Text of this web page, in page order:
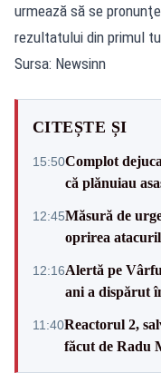
urmează să se
rezultatului din primul
Sursa: Newsinn
CITEȘTE ȘI
15:50Complot
că plănuiau
12:45Măsură de
oprirea
12:16Alertă pe
ani a dispărut
11:40Reactorul 2,
făcut de Radu